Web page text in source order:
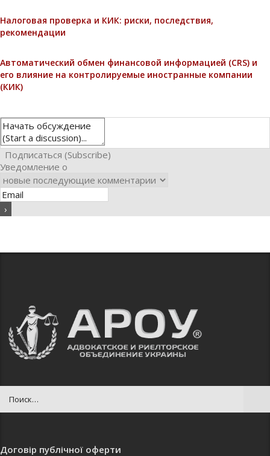
Налоговая проверка и КИК: риски, последствия,
рекомендации
Автоматический обмен финансовой информацией (CRS) и
его влияние на контролируемые иностранные компании
(КИК)
Подписаться (Subscribe)
Уведомление о
Договір публічної оферти